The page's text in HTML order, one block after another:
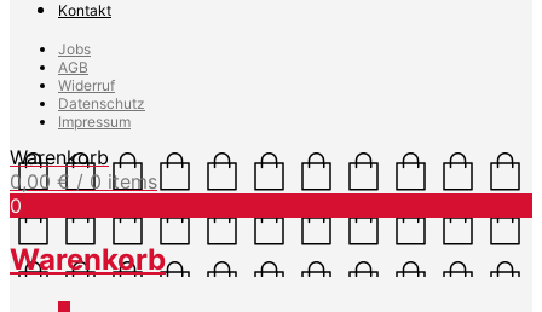
Kontakt
Jobs
AGB
Widerruf
Datenschutz
Impressum
Warenkorb
0,00 € / 0 items
0
Warenkorb